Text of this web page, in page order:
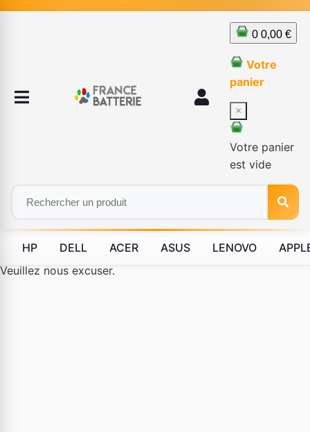
0 0,00 €
Votre
panier
×
Votre panier
est vide
HP DELL ACER ASUS LENOVO
Le produit #BLD--12232 n'est plus disponible à la vente.
Veuillez nous excuser.